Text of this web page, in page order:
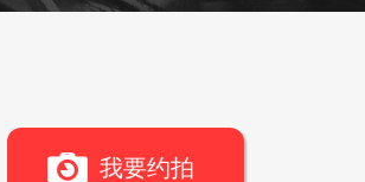
我要约拍